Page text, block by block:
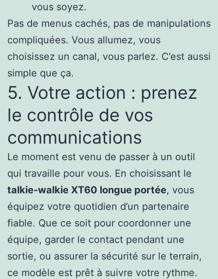
vous soyez.
Pas de menus cachés, pas de manipulations
compliquées. Vous allumez, vous
choisissez un canal, vous parlez. C’est aussi
simple que ça.
5. Votre action : prenez
le contrôle de vos
communications
Le moment est venu de passer à un outil
qui travaille pour vous. En choisissant le
talkie-walkie XT60 longue portée, vous
équipez votre quotidien d’un partenaire
fiable. Que ce soit pour coordonner une
équipe, garder le contact pendant une
sortie, ou assurer la sécurité sur le terrain,
ce modèle est prêt à suivre votre rythme.